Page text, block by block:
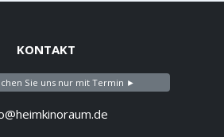
KONTAKT
Sie uns nur mit Termin ►